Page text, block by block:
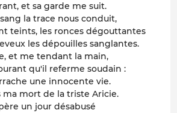
et sa garde me suit.
la trace nous conduit,
teints, les ronces dégouttantes
les dépouilles sanglantes.
et me tendant la main,
qu'il referme soudain :
une innocente vie.
ma mort de la triste Aricie.
un jour désabusé